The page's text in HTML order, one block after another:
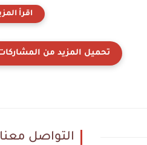
التواصل معنا